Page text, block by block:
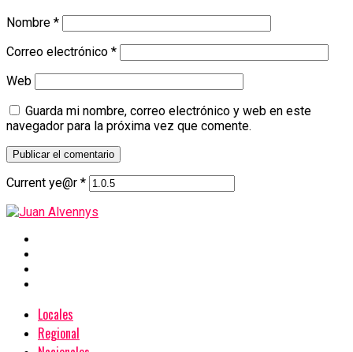
Nombre *
Correo electrónico *
Web
Guarda mi nombre, correo electrónico y web en este
navegador para la próxima vez que comente.
Current ye@r *
Locales
Regional